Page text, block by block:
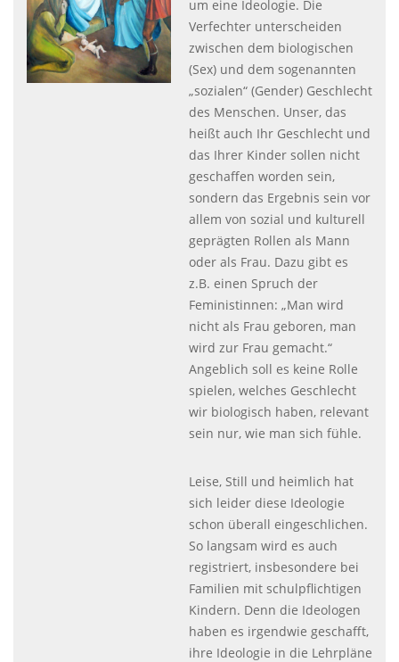
um eine Ideologie. Die
Verfechter unterscheiden
zwischen dem biologischen
(Sex) und dem sogenannten
„sozialen“ (Gender) Geschlecht
des Menschen. Unser, das
heißt auch Ihr Geschlecht und
das Ihrer Kinder sollen nicht
geschaffen worden sein,
sondern das Ergebnis sein vor
allem von sozial und kulturell
geprägten Rollen als Mann
oder als Frau. Dazu gibt es
z.B. einen Spruch der
Feministinnen: „Man wird
nicht als Frau geboren, man
wird zur Frau gemacht.“
Angeblich soll es keine Rolle
spielen, welches Geschlecht
wir biologisch haben, relevant
sein nur, wie man sich fühle.
Leise, Still und heimlich hat
sich leider diese Ideologie
schon überall eingeschlichen.
So langsam wird es auch
registriert, insbesondere bei
Familien mit schulpflichtigen
Kindern. Denn die Ideologen
haben es irgendwie geschafft,
ihre Ideologie in die Lehrpläne